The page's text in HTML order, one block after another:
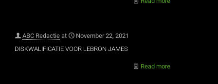
ABC Redactie at
November 22, 2021
DISKWALIFICATIE VOOR LEBRON JAMES
Read more